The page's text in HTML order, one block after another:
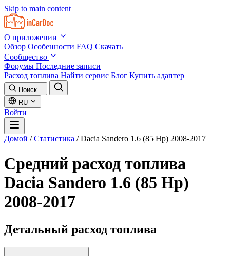
Skip to main content
О приложении
Обзор Особенности FAQ Скачать
Сообщество
Форумы Последние записи
Расход топлива Найти сервис Блог Купить адаптер
Поиск...
RU
Войти
Домой / Статистика / Dacia Sandero 1.6 (85 Hp) 2008-2017
Средний расход топлива
Dacia Sandero 1.6 (85 Hp)
2008-2017
Детальный расход топлива